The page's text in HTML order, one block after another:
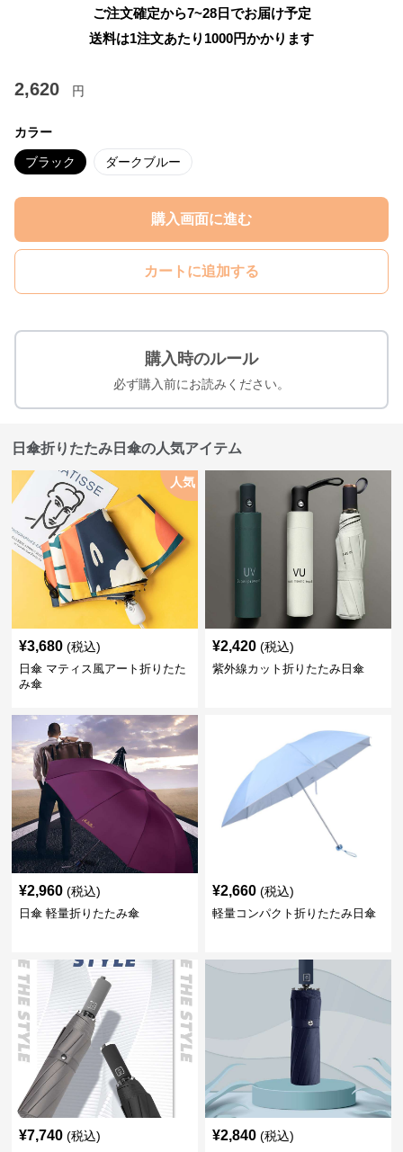
ご注文確定から7~28日でお届け予定
送料は1注文あたり 1000円かかります
2,620 円
カラー
ブラック ダークブルー
購入画面に進む
カートに追加する
購入時のルール
必ず購入前にお読みください。
日傘折りたたみ日傘の人気アイテム
人気
¥3,680 (税込)
日傘 マティス風アート折りたた
み傘
¥2,420 (税込)
紫外線カット折りたたみ日傘
¥2,960 (税込)
日傘 軽量折りたたみ傘
¥2,660 (税込)
軽量コンパクト折りたたみ日傘
¥7,740 (税込) ¥2,840 (税込)